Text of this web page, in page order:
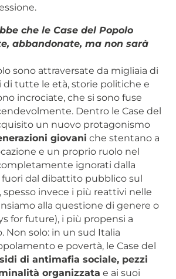
che le Case del Popolo
abbandonate, ma non sarà
sono attraversate da migliaia di
di tutte le età, storie politiche e
incrociate, che si sono fuse
Dentro le Case del
un nuovo protagonismo
giovani che stentano a
e un proprio ruolo nel
ignorati dalla
dal dibattito pubblico sul
spesso invece i più reattivi nelle
alla questione di genere o
for future), i più propensi a
Non solo: in un sud Italia
e povertà, le Case del
di antimafia sociale, pezzi
organizzata e ai suoi